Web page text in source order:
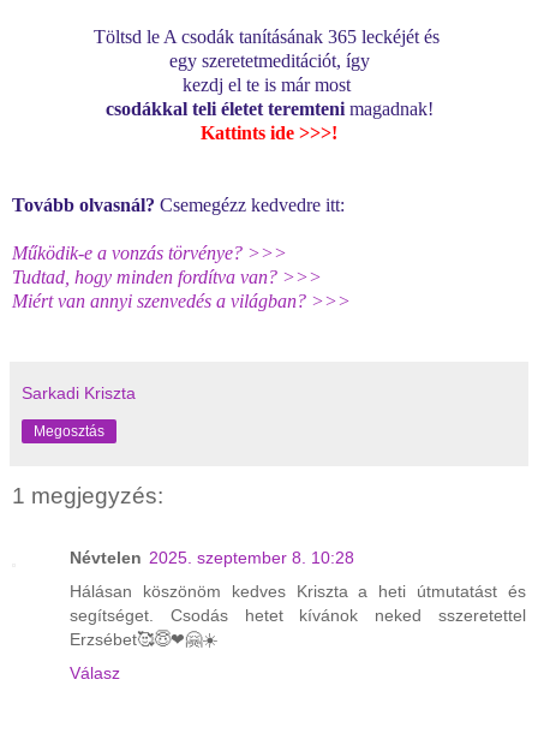
Töltsd le A csodák tanításának 365 leckéjét és
egy szeretetmeditációt, így
kezdj el te is már most
csodákkal teli életet teremteni magadnak!
Kattints ide >>>!
Tovább olvasnál? Csemegézz kedvedre itt:
Működik-e a vonzás törvénye? >>>
Tudtad, hogy minden fordítva van? >>>
Miért van annyi szenvedés a világban? >>>
Sarkadi Kriszta
Megosztás
1 megjegyzés:
Névtelen 2025. szeptember 8. 10:28
Hálásan köszönöm kedves Kriszta a heti útmutatást és
segítséget. Csodás hetet kívánok neked sszeretettel
Erzsébet🥰😇❤🤗☀️
Válasz